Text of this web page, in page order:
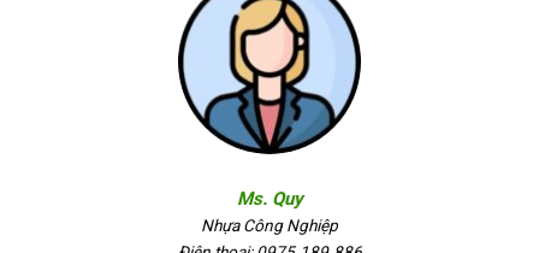
Ms. Quy
Nhựa Công Nghiệp